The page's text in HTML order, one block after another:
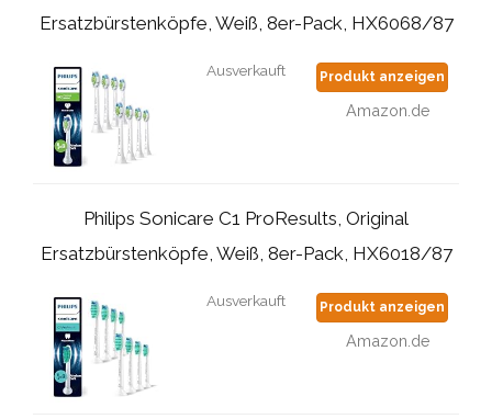
Ersatzbürstenköpfe, Weiß, 8er-Pack, HX6068/87
Ausverkauft Produkt anzeigen
Amazon.de
Philips Sonicare C1 ProResults, Original
Ersatzbürstenköpfe, Weiß, 8er-Pack, HX6018/87
Ausverkauft Produkt anzeigen
Amazon.de